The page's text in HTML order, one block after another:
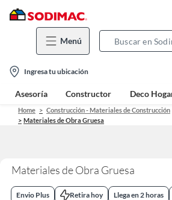
Menú
location-
icon
Ingresa tu ubicación
Asesoría Constructor Deco
Home
Construcción - Materiales de Construcción
Materiales de Obra Gruesa
Materiales de Obra Gruesa
Envio Plus Retira hoy Llega en 2 horas